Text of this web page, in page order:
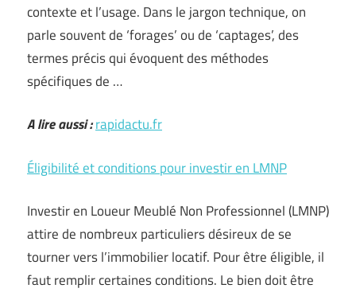
contexte et l’usage. Dans le jargon technique, on
parle souvent de ‘forages’ ou de ‘captages’, des
termes précis qui évoquent des méthodes
spécifiques de …
A lire aussi :rapidactu.fr
Éligibilité et conditions pour investir en LMNP
Investir en Loueur Meublé Non Professionnel (LMNP)
attire de nombreux particuliers désireux de se
tourner vers l’immobilier locatif. Pour être éligible, il
faut remplir certaines conditions. Le bien doit être